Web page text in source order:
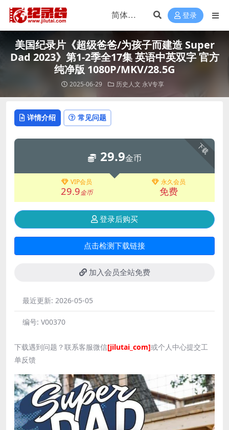
登录
美国纪录片《超级爸爸/为孩子而建造 Super
Dad 2023》第1-2季全17集 英语中英双字 官方
纯净版 1080P/MKV/28.5G
2025-06-29 历史人文 永V专享
详情介绍 常见问题
下载
29.9金币
VIP会员
29.9金币
永久会员
免费
登录后购买
点击检测下载链接
加入会员全站免费
最近更新: 2026-05-05
编号: V00370
下载遇到问题？联系客服微信[jilutai_com]或个人中心提交工
单反馈